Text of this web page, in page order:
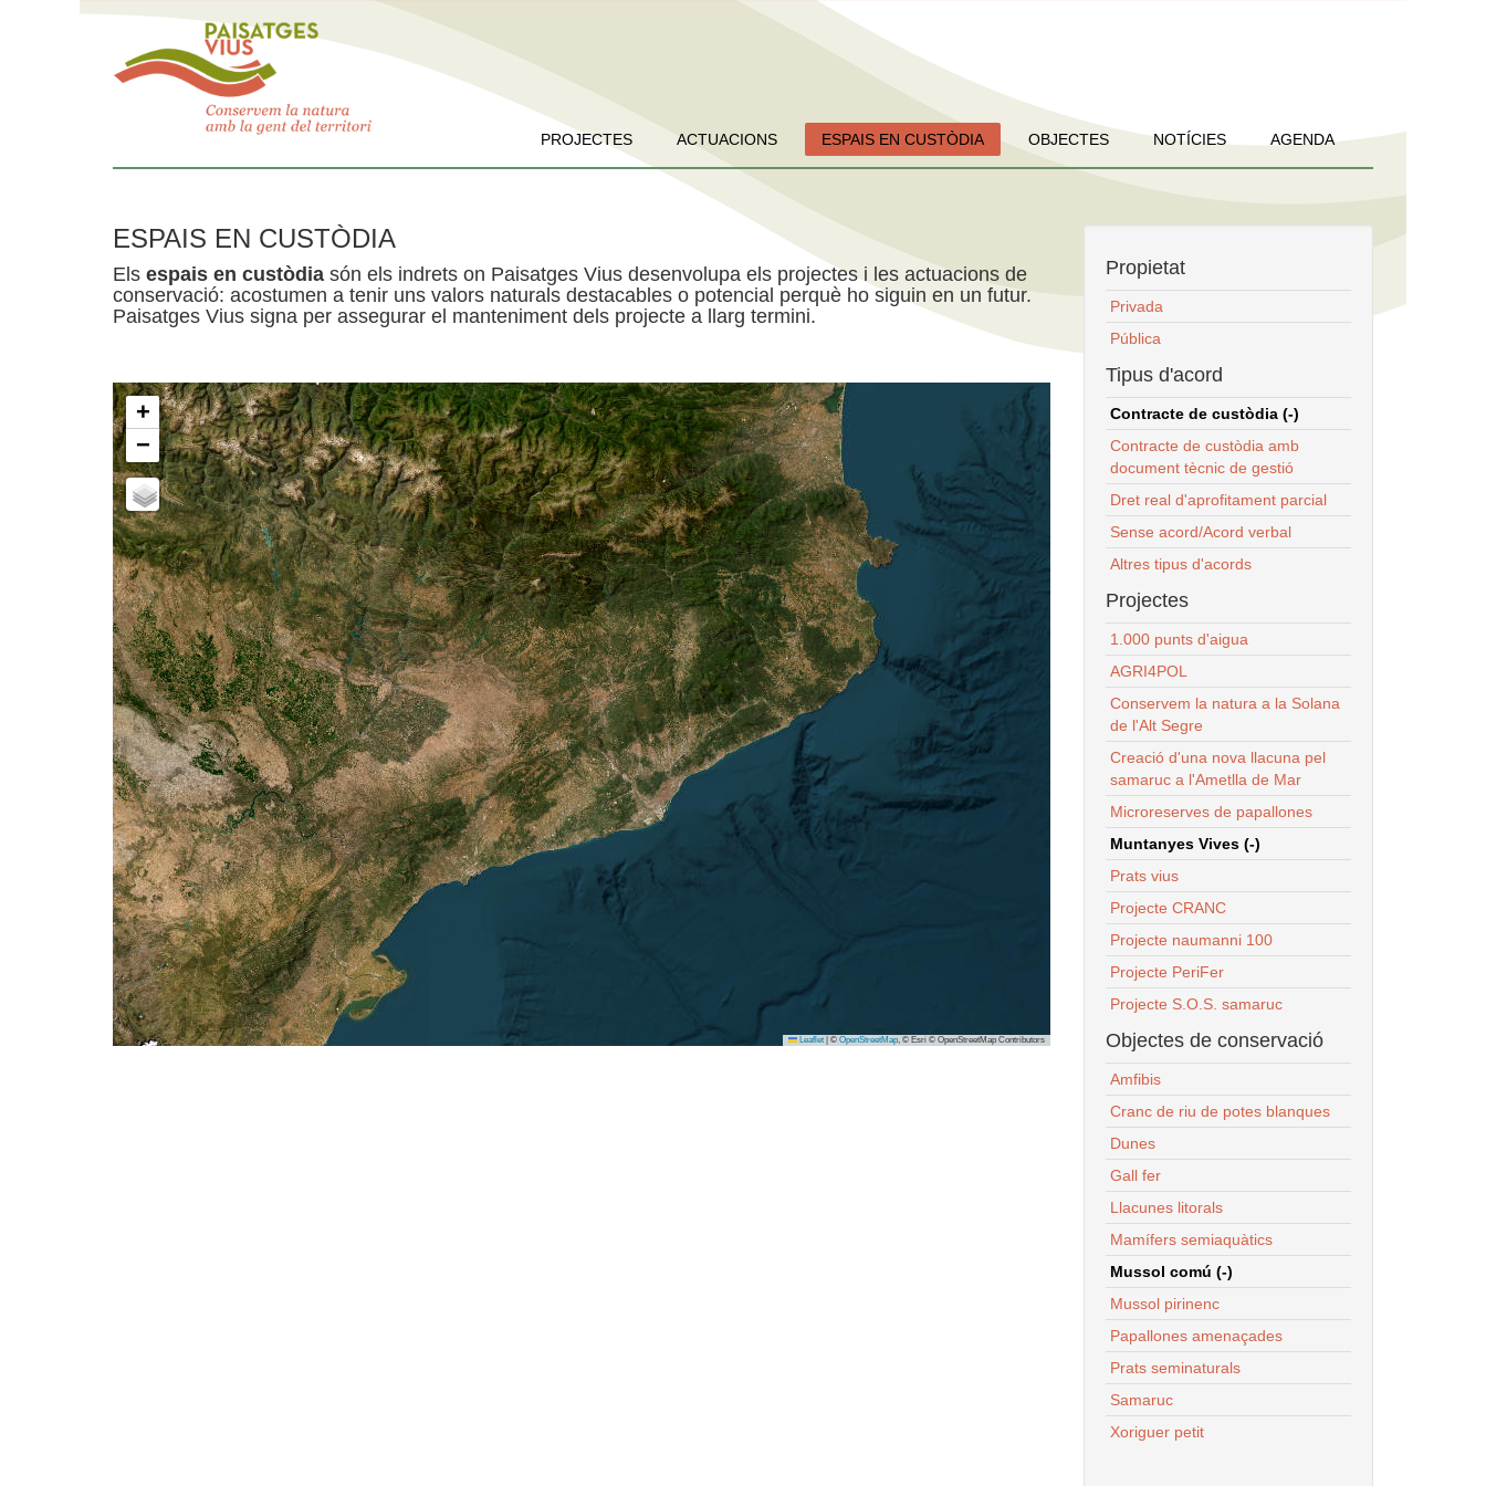
PROJECTES ACTUACIONS ESPAIS EN CUSTÒDIA OBJECTES NOTÍCIES AGENDA
ESPAIS EN CUSTÒDIA
Els espais en custòdia són els indrets on Paisatges Vius desenvolupa els projectes i les actuacions de
conservació: acostumen a tenir uns valors naturals destacables o potencial perquè ho siguin en un futur.
Paisatges Vius signa per assegurar el manteniment dels projecte a llarg termini.
+
−
Leaflet © OpenStreetMap, © Esri © OpenStreetMap Contributors
Propietat
Privada
Pública
Tipus d'acord
Contracte de custòdia (-)
Contracte de custòdia amb
document tècnic de gestió
Dret real d'aprofitament parcial
Sense acord/Acord verbal
Altres tipus d'acords
Projectes
1.000 punts d'aigua
AGRI4POL
Conservem la natura a la Solana
de l'Alt Segre
Creació d'una nova llacuna pel
samaruc a l'Ametlla de Mar
Microreserves de papallones
Muntanyes Vives (-)
Prats vius
Projecte CRANC
Projecte naumanni 100
Projecte PeriFer
Projecte S.O.S. samaruc
Objectes de conservació
Amfibis
Cranc de riu de potes blanques
Dunes
Gall fer
Llacunes litorals
Mamífers semiaquàtics
Mussol comú (-)
Mussol pirinenc
Papallones amenaçades
Prats seminaturals
Samaruc
Xoriguer petit